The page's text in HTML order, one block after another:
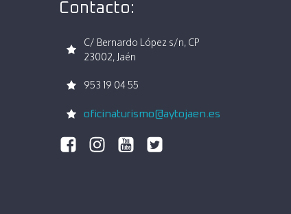
Contacto:
C/ Bernardo López s/n, CP
23002, Jaén
953 19 04 55
oficinaturismo@aytojaen.es